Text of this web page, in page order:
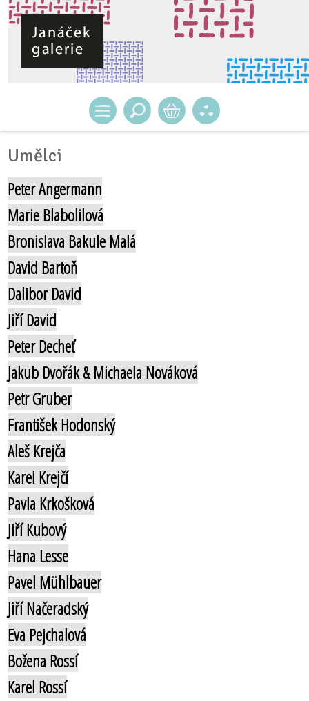
Umělci
Peter Angermann
Marie Blabolilová
Bronislava Bakule Malá
David Bartoň
Dalibor David
Jiří David
Peter Decheť
Jakub Dvořák & Michaela Nováková
Petr Gruber
František Hodonský
Aleš Krejča
Karel Krejčí
Pavla Krkošková
Jiří Kubový
Hana Lesse
Pavel Mühlbauer
Jiří Načeradský
Eva Pejchalová
Božena Rossí
Karel Rossí